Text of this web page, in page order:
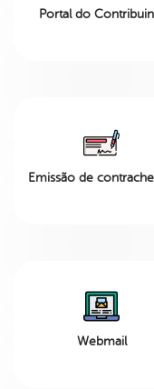
Portal do
Emissão de
Webmail